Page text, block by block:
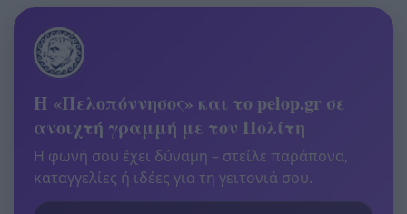
Η «Πελοπόννησος» και το pelop.gr σε
ανοιχτή γραμμή με τον Πολίτη
Η φωνή σου έχει δύναμη – στείλε παράπονα,
καταγγελίες ή ιδέες για τη γειτονιά σου.